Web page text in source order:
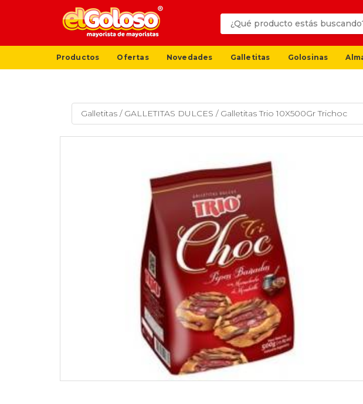
Productos Ofertas Novedades Galletitas Golosinas
Galletitas / GALLETITAS DULCES / Galletitas Trio 10X500Gr Trichoc